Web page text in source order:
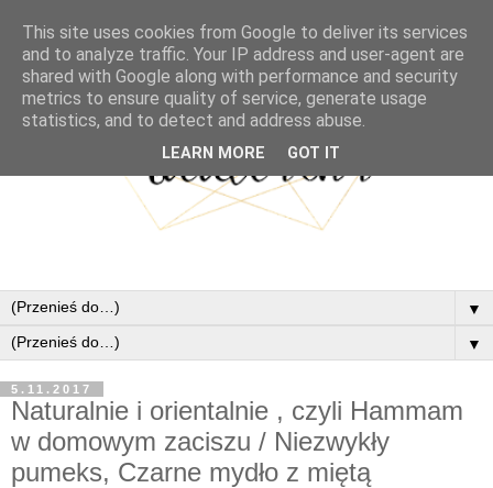
▼
▼
5.11.2017
Naturalnie i orientalnie , czyli Hammam
w domowym zaciszu / Niezwykły
pumeks, Czarne mydło z miętą
This site uses cookies from Google to deliver its services
and to analyze traffic. Your IP address and user-agent are
shared with Google along with performance and security
metrics to ensure quality of service, generate usage
statistics, and to detect and address abuse.
LEARN MORE GOT IT